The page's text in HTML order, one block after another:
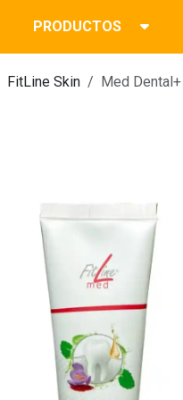
PRODUCTOS
FitLine Skin Med Dental+